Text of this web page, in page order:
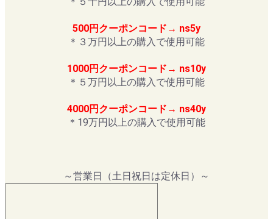
500円クーポンコード→ ns5y
＊３万円以上の購入で使用可能
1000円クーポンコード→ ns10y
＊５万円以上の購入で使用可能
4000円クーポンコード→ ns40y
＊19万円以上の購入で使用可能
～営業日（土日祝日は定休日）～